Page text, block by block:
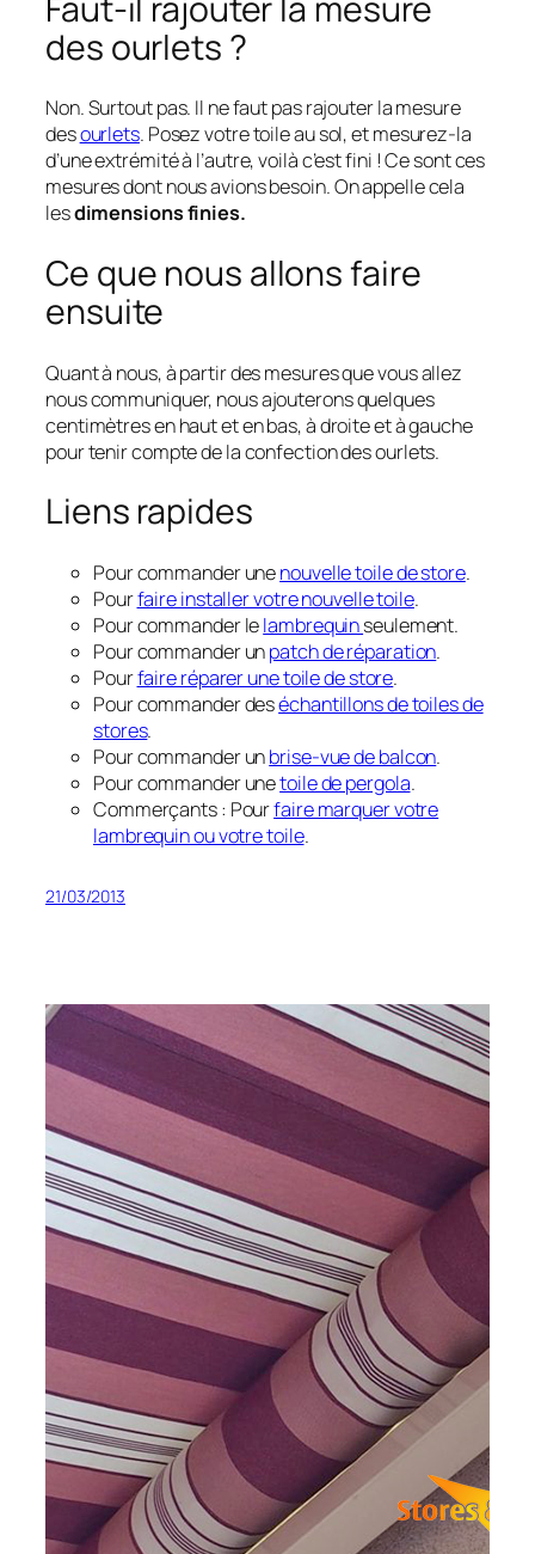
des ourlets ?
Non. Surtout pas. Il ne faut pas rajouter la mesure
desourlets. Posez votre toile au sol, et mesurez-la
d’une extrémité à l’autre, voilà c’est fini ! Ce sont ces
mesures dont nous avions besoin. On appelle cela
lesdimensions finies.
Ce que nous allons faire
ensuite
Quant à nous, à partir des mesures que vous allez
nous communiquer, nous ajouterons quelques
centimètres en haut et en bas, à droite et à gauche
pour tenir compte de la confection des ourlets.
Liens rapides
Pour commander unenouvelle toile de store.
Pourfaire installer votre nouvelle toile.
Pour commander lelambrequinseulement.
Pour commander unpatch de réparation.
Pourfaire réparer une toile de store.
Pour commander deséchantillons de toiles de
stores.
Pour commander unbrise-vue de balcon.
Pour commander unetoile de pergola.
Commerçants : Pourfaire marquer votre
lambrequin ou votre toile.
21/03/2013